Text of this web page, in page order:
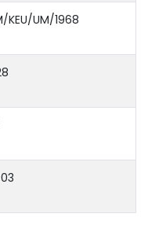
KEU/UM/1968